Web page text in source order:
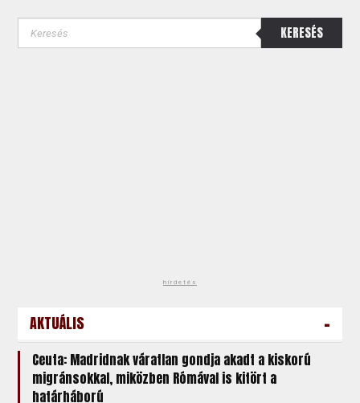
KERESÉS
hirdetés
AKTUÁLIS -
Ceuta: Madridnak váratlan gondja akadt a kiskorú
migránsokkal, miközben Rómával is kitört a
határháború